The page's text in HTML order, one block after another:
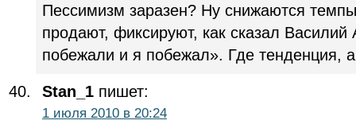
Пессимизм заразен? Ну снижаются
продают, фиксируют, как сказал Василий
побежали и я побежал». Где тенденция,
Stan_1 пишет:
1 июля 2010 в 20:24